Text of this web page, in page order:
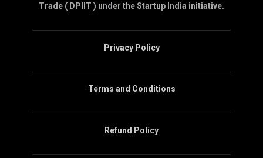
Trade ( DPIIT ) under the Startup India initiative.
Privacy Policy
Terms and Conditions
Refund Policy